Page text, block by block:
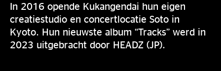
In 2016 opende Kukangendai hun eigen
creatiestudio en concertlocatie Soto in
Kyoto. Hun nieuwste album “Tracks” werd in
2023 uitgebracht door HEADZ (JP).